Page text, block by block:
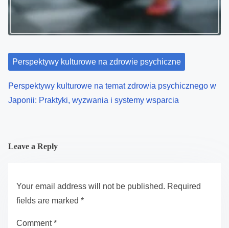
Perspektywy kulturowe na zdrowie psychiczne
Perspektywy kulturowe na temat zdrowia psychicznego w
Japonii: Praktyki, wyzwania i systemy wsparcia
Leave a Reply
Your email address will not be published. Required
fields are marked *
Comment*